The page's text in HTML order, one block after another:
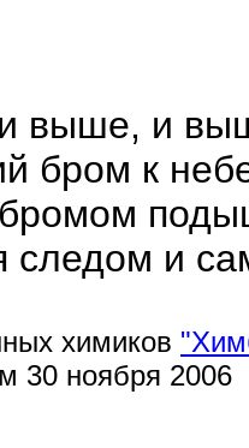
выше, и
бром к
следом и
химиков
30 ноября 2006